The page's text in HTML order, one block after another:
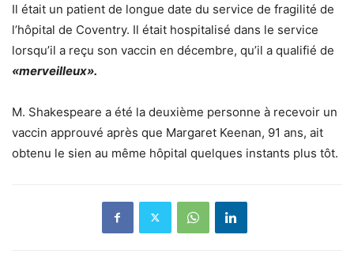
Il était un patient de longue date du service de fragilité de
l’hôpital de Coventry. Il était hospitalisé dans le service
lorsqu’il a reçu son vaccin en décembre, qu’il a qualifié de
«merveilleux».
M. Shakespeare a été la deuxième personne à recevoir un
vaccin approuvé après que Margaret Keenan, 91 ans, ait
obtenu le sien au même hôpital quelques instants plus tôt.